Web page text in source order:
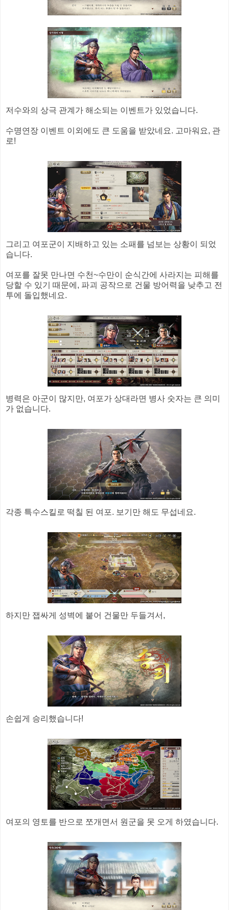
저수와의 상극 관계가 해소되는 이벤트가 있었습니다.
수명연장 이벤트 이외에도 큰 도움을 받았네요. 고마워요, 관
로!
그리고 여포군이 지배하고 있는 소패를 넘보는 상황이 되었
습니다.
여포를 잘못 만나면 수천~수만이 순식간에 사라지는 피해를
당할 수 있기 때문에, 파괴 공작으로 건물 방어력을 낮추고 전
투에 돌입했네요.
병력은 아군이 많지만, 여포가 상대라면 병사 숫자는 큰 의미
가 없습니다.
각종 특수스킬로 떡칠 된 여포. 보기만 해도 무섭네요.
하지만 잽싸게 성벽에 붙어 건물만 두들겨서,
손쉽게 승리했습니다!
여포의 영토를 반으로 쪼개면서 원군을 못 오게 하였습니다.